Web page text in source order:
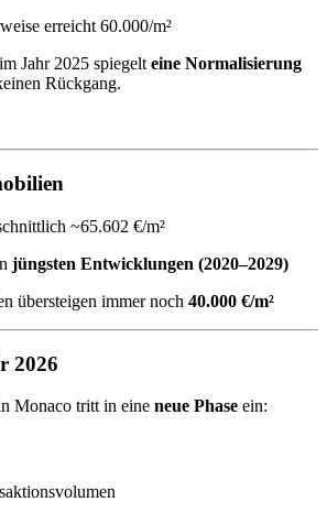
erreicht 60.000/m²
Jahr 2025 spiegelteine Normalisierung
Rückgang.
~65.602 €/m²
jüngsten Entwicklungen (2020–2029)
übersteigen immer noch 40.000 €/m²
2026
Monaco tritt in eine neue Phase ein: